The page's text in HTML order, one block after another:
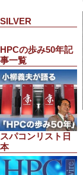
SILVER
HPCの歩み50年記
事一覧
スパコンリスト日
本